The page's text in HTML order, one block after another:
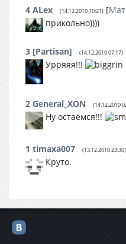
4 ALex (14.12.2010 10:21) [
прикольно))))
3 [Partisan] (14.12.2010 07:17)
Урряяя!!!
2 General_XON (14.12.2010
Ну остаёмся!!!
1 timaxa007 (13.12.2010 23:30)
Круто.